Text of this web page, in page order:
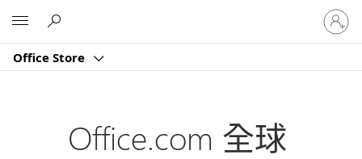
Office Store
登
入
您
Office.com 全球